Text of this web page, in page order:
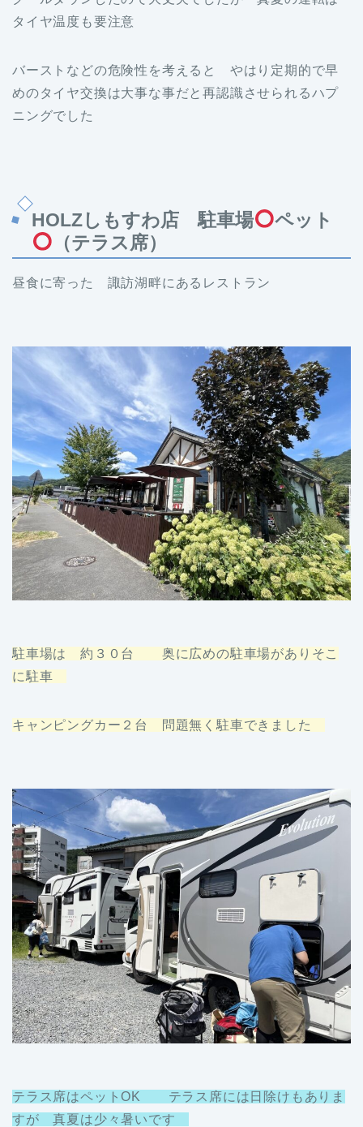
タイヤ温度も要注意
バーストなどの危険性を考えると やはり定期的で早
めのタイヤ交換は大事な事だと再認識させられるハプ
ニングでした
HOLZしもすわ店 駐車場
ペット
（テラス席）
昼食に寄った 諏訪湖畔にあるレストラン
駐車場は 約３０台 奥に広めの駐車場がありそこ
に駐車
キャンピングカー２台 問題無く駐車できました
テラス席はペットOK テラス席には日除けもありま
すが 真夏は少々暑いです